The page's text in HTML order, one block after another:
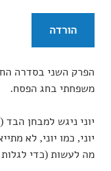
הורדה
הפרק השני בסדרה
משפחתי בחג הפסח.
יוני ניגש למבחן
יוני, כמו יוני, לא
מה לעשות (כדי